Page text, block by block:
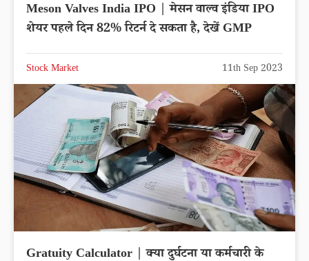
Meson Valves India IPO | मेसन वाल्व इंडिया IPO
शेयर पहले दिन 82% रिटर्न दे सकता है, देखें GMP
Stock Market 11th Sep 2023
Gratuity Calculator | क्या दुर्घटना या कर्मचारी के